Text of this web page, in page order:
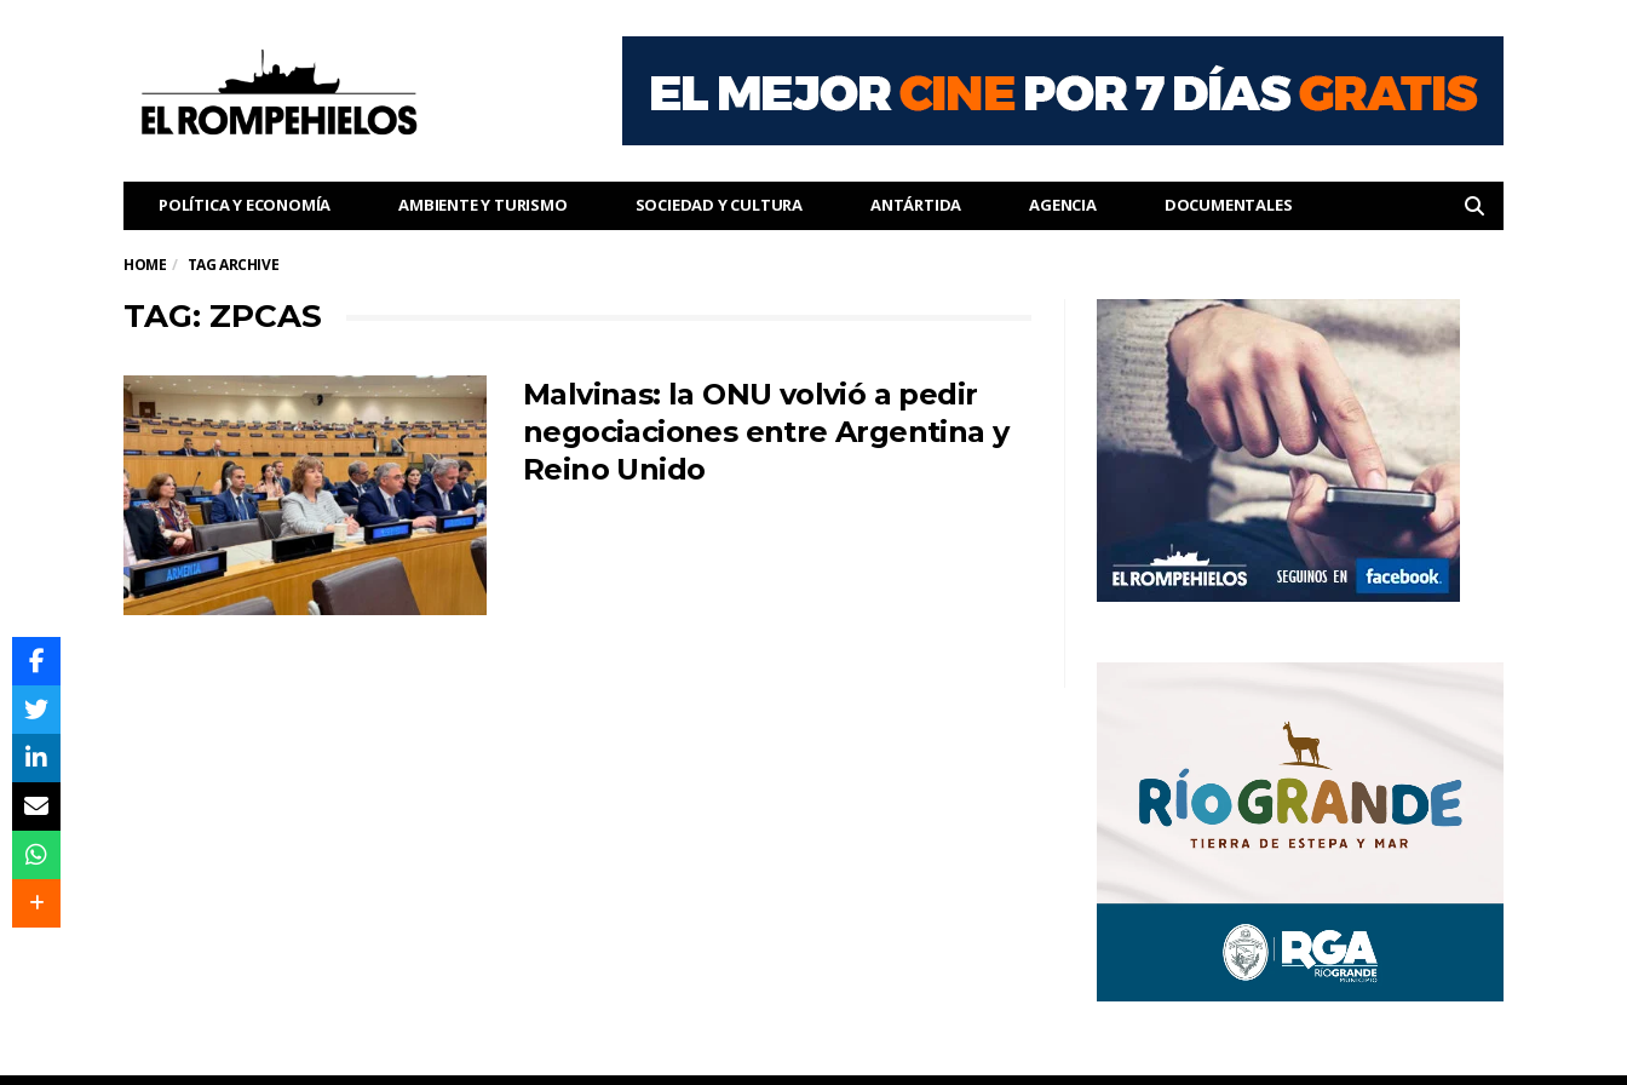
POLÍTICA Y ECONOMÍA AMBIENTE Y TURISMO SOCIEDAD Y CULTURA ANTÁRTIDA AGENCIA DOCUMENTALES
HOME TAG ARCHIVE
TAG: ZPCAS
Malvinas: la ONU volvió a pedir
negociaciones entre Argentina y
Reino Unido